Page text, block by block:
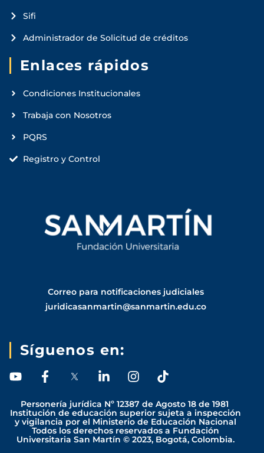
Sifi
Administrador de Solicitud de créditos
Enlaces rápidos
Condiciones Institucionales
Trabaja con Nosotros
PQRS
Registro y Control
Correo para notificaciones judiciales
juridicasanmartin@sanmartin.edu.co
Síguenos en:
Y
u
t
u
b
F
c
e
b
o
L
n
k
e
d
I
s
t
a
g
T
k
t
o
k
Personería jurídica Nº 12387 de Agosto 18 de 1981
Institución de educación superior sujeta a inspección
y vigilancia por el Ministerio de Educación Nacional
Todos los derechos reservados a Fundación
Universitaria San Martín © 2023, Bogotá, Colombia.